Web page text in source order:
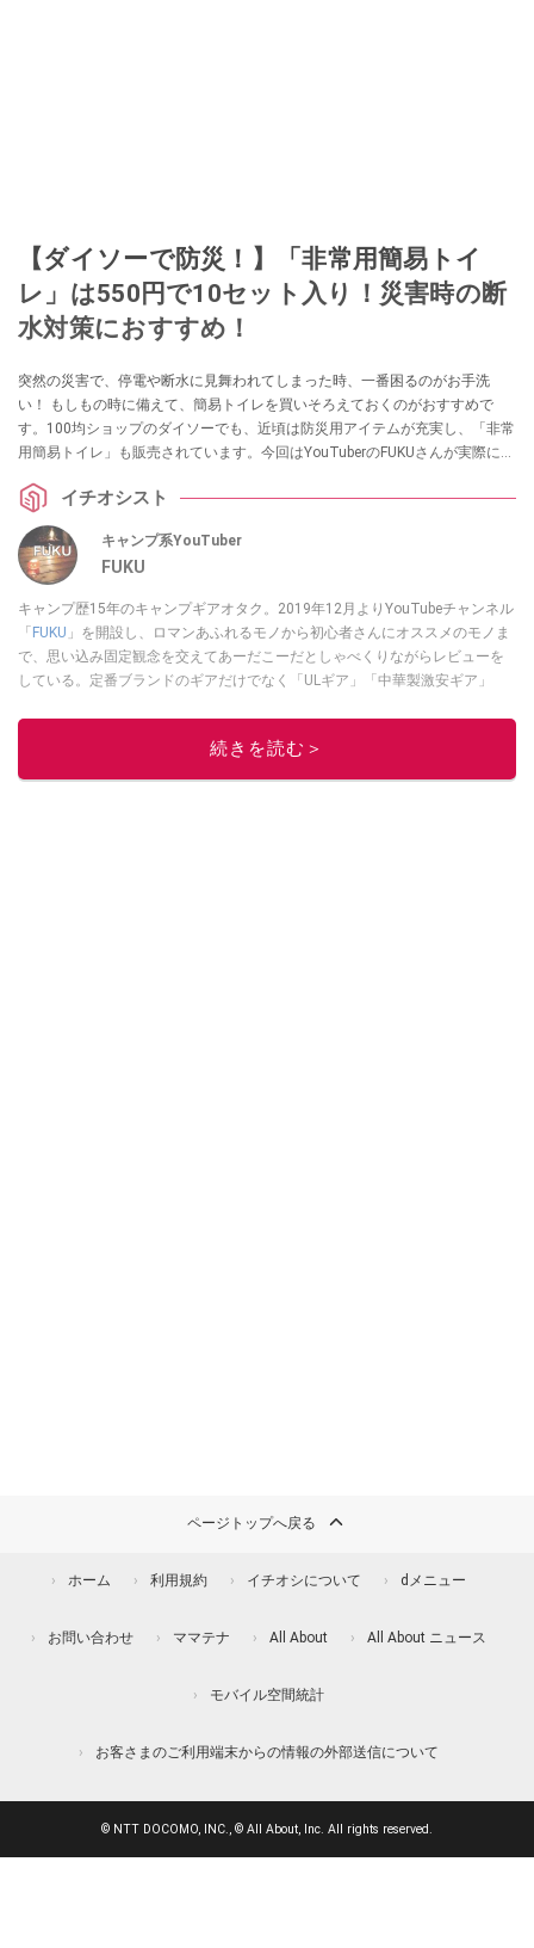
【ダイソーで防災！】「非常用簡易トイ
レ」は550円で10セット入り！災害時の断
水対策におすすめ！
突然の災害で、停電や断水に見舞われてしまった時、一番困るのがお手洗
い！ もしもの時に備えて、簡易トイレを買いそろえておくのがおすすめで
す。100均ショップのダイソーでも、近頃は防災用アイテムが充実し、「非常
用簡易トイレ」も販売されています。今回はYouTuberのFUKUさんが実際に購
イチオシスト
キャンプ系YouTuber
FUKU
キャンプ歴15年のキャンプギアオタク。2019年12月よりYouTubeチャンネル
「 FUKU 」を開設し、ロマンあふれるモノから初心者さんにオススメのモノま
で、思い込み固定観念を交えてあーだこーだとしゃべくりながらレビューを
している。定番ブランドのギアだけでなく「ULギア」「中華製激安ギア」
このイチオシストの他の記事を読む
続きを読む＞
ページトップへ戻る
ホーム 利用規約 イチオシについて dメニュー
お問い合わせ ママテナ All About All About ニュース
モバイル空間統計
お客さまのご利用端末からの情報の外部送信について
© NTT DOCOMO, INC., © All About, Inc. All rights reserved.